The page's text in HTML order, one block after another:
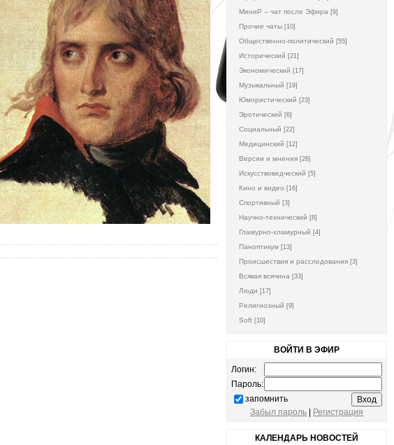
МиниР -- чат после Эфира [9]
Прочие чаты [10]
Общественно-политический [55]
Исторический [21]
Экономический [17]
Музыкальный [19]
Юмористический [23]
Эротический [6]
Социальный [22]
Медицинский [12]
Версии и мнения [28]
Искусствоведческий [5]
Кино и видео [16]
Спортивный [3]
Научно-технический [8]
Гламурно-хламурный [4]
Паноптикум [13]
Происшествия и расследования [3]
Всякая всячина [33]
Люди [17]
Религиозный [9]
Soft [10]
ВОЙТИ В ЭФИР
Логин:
Пароль:
запомнить
Забыл пароль
Регистрация
КАЛЕНДАРЬ НОВОСТЕЙ